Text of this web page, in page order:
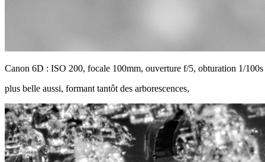
Canon 6D : ISO 200, focale 100mm, ouverture f/5, obturation 1/100s
plus belle aussi, formant tantôt des arborescences,